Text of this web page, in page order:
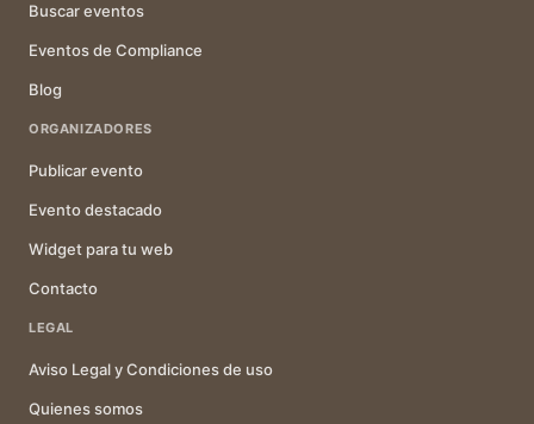
Buscar eventos
Eventos de Compliance
Blog
ORGANIZADORES
Publicar evento
Evento destacado
Widget para tu web
Contacto
LEGAL
Aviso Legal y Condiciones de uso
Quienes somos